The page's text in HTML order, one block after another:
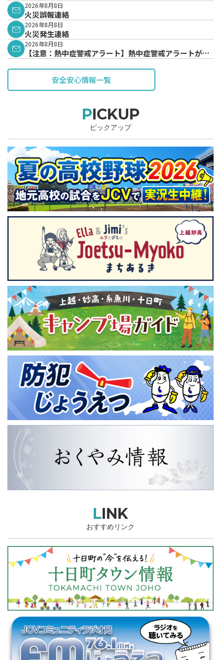
2026年8月8日
火災誤報連絡
2026年8月8日
火災発生連絡
2026年8月8日
【注意：熱中症警戒アラート】熱中症警戒アラートが発
安全安心情報一覧
PICKUP
ピックアップ
LINK
おすすめリンク